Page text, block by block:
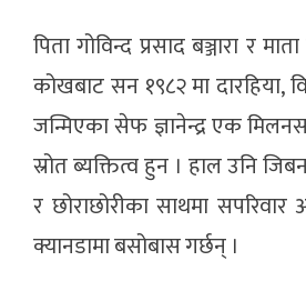
पिता गोविन्द प्रसाद बञ्जारा र
कोखबाट सन १९८२ मा दारहिया,
जन्मिएका सेफ ज्ञानेन्द्र एक
स्रोत ब्यक्तित्व हुन । हाल उनि
र छोराछोरीका साथमा
क्यानडामा बसोबास गर्छन् ।